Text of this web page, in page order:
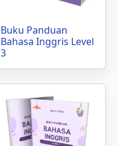
Buku Panduan
Bahasa Inggris Level
3